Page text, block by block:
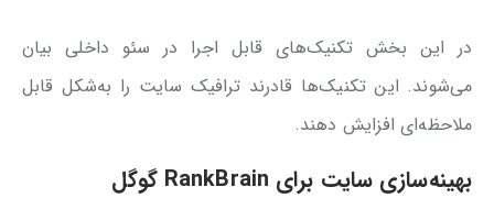
در این بخش تکنیک‌های قابل اجرا در سئو داخلی بیان
می‌شوند. این تکنیک‌ها قادرند ترافیک سایت را به‌شکل قابل
ملاحظه‌ای افزایش دهند.
بهینه‌سازی سایت برای RankBrain گوگل